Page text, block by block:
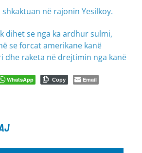
në rajonin Yesilkoy.
dihet se nga ka ardhur sulmi,
se forcat amerikane kanë
dhe raketa në drejtimin nga kanë
WhatsApp Copy Email